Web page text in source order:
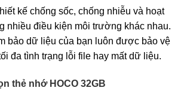
kế chống sốc, chống nhiễu và hoạt
nhiều điều kiện môi trường khác nhau.
bảo dữ liệu của bạn luôn được bảo vệ
đa tình trạng lỗi file hay mất dữ liệu.
thẻ nhớ HOCO 32GB